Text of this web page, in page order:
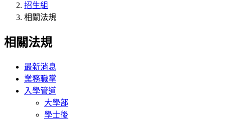
招生組
相關法規
相關法規
最新消息
業務職掌
入學管道
大學部
學士後